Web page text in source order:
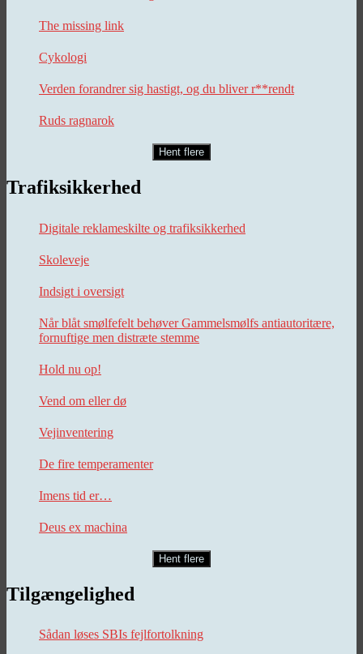
The missing link
Cykologi
Verden forandrer sig hastigt, og du bliver r**rendt
Ruds ragnarok
Hent flere
Trafiksikkerhed
Digitale reklameskilte og trafiksikkerhed
Skoleveje
Indsigt i oversigt
Når blåt smølfefelt behøver Gammelsmølfs antiautoritære,
fornuftige men distræte stemme
Hold nu op!
Vend om eller dø
Vejinventering
De fire temperamenter
Imens tid er…
Deus ex machina
Hent flere
Tilgængelighed
Sådan løses SBIs fejlfortolkning